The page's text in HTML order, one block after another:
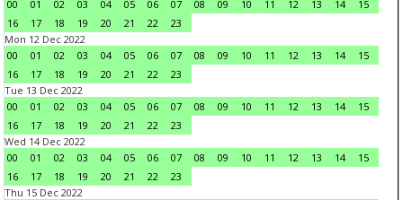
00
01 02 03 04 05 06 07 08 09 10 11 12 13 14
15
16
17 18 19 20 21 22
23
Mon 12 Dec 2022
00
01 02 03 04 05 06 07 08 09 10 11 12 13 14
15
16
17 18 19 20 21 22
23
Tue 13 Dec 2022
00
01 02 03 04 05 06 07 08 09 10 11 12 13 14
15
16
17 18 19 20 21 22
23
Wed 14 Dec 2022
00
01 02 03 04 05 06 07 08 09 10 11 12 13 14
15
16
17 18 19 20 21 22
23
Thu 15 Dec 2022